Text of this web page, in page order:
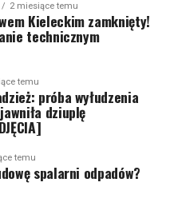
2 miesiące temu
Kieleckim zamknięty!
technicznym
temu
próba wyłudzenia
dziuplę
temu
spalarni odpadów?